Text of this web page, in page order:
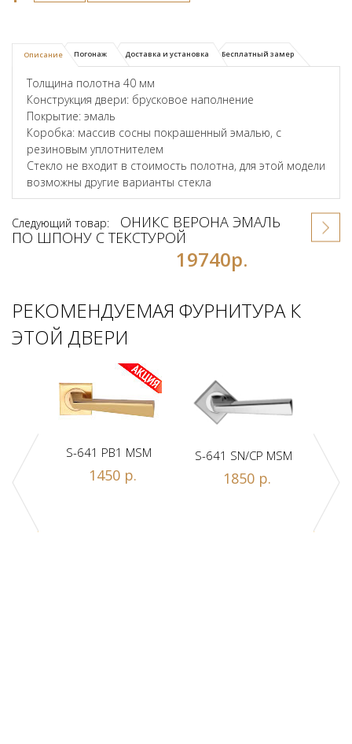
Описание Погонаж Доставка и установка Бесплатный замер
Толщина полотна 40 мм
Конструкция двери: брусковое наполнение
Покрытие: эмаль
Коробка: массив сосны покрашенный эмалью, с
резиновым уплотнителем
Стекло не входит в стоимость полотна, для этой модели
возможны другие варианты стекла
Следующий товар:
ОНИКС ВЕРОНА ЭМАЛЬ
ПО ШПОНУ С ТЕКСТУРОЙ
19740р.
РЕКОМЕНДУЕМАЯ ФУРНИТУРА К
ЭТОЙ ДВЕРИ
A
S-641 PB1 MSM
1450 р.
S-641 SN/CP MSM
1850 р.